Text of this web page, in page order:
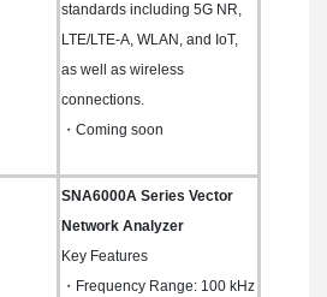
standards including 5G NR,
LTE/LTE-A, WLAN, and IoT,
as well as wireless
connections.
・Coming soon
SNA6000A Series Vector
Network Analyzer
Key Features
・Frequency Range: 100 kHz